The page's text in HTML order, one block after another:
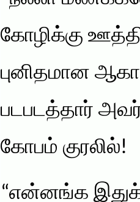
கோழிக்கு
புனிதமான
படபடத்தார்
கோபம் குரலில்!
“என்னங்க